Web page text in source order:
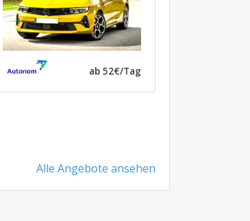
ab 52€/Tag
Alle Angebote ansehen